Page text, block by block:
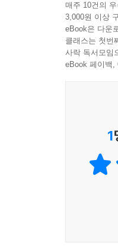
매주 10건의
3,000원 이상
eBook은 다운
클래스는 첫번
사락 독서모임
eBook 페이백,
1